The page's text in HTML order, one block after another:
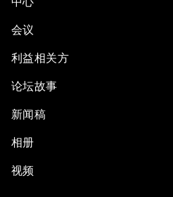
会议
利益相关方
论坛故事
新闻稿
相册
视频